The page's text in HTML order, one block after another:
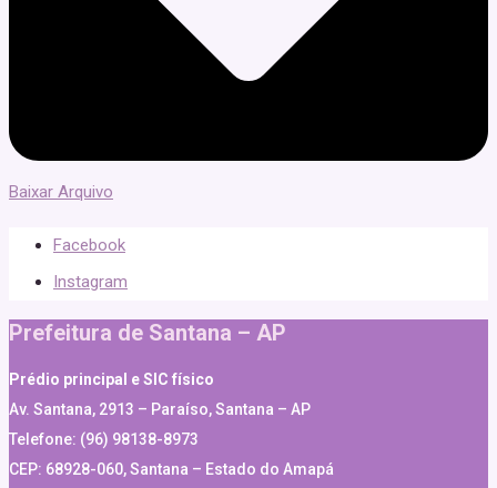
Baixar Arquivo
Facebook
Instagram
Prefeitura de Santana – AP
Prédio principal e SIC físico
Av. Santana, 2913 – Paraíso, Santana – AP
Telefone: (96) 98138-8973
CEP: 68928-060, Santana – Estado do Amapá